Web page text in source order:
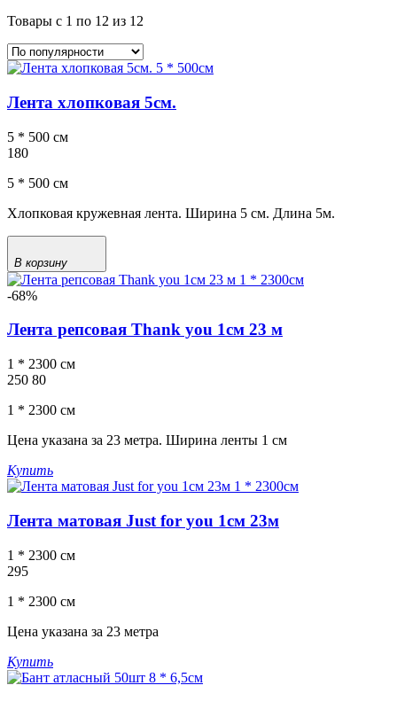
Товары с 1 по 12 из 12
Лента хлопковая 5см.
5 * 500 см
180
5 * 500 см
Хлопковая кружевная лента. Ширина 5 см. Длина 5м.
В корзину
-68%
Лента репсовая Thank you 1см 23 м
1 * 2300 см
250 80
1 * 2300 см
Цена указана за 23 метра. Ширина ленты 1 см
Купить
Лента матовая Just for you 1см 23м
1 * 2300 см
295
1 * 2300 см
Цена указана за 23 метра
Купить